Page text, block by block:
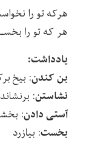
هرکه تو را
هر که تو را
یادداشت:
بن کندن: بیخ
نشاستن:
آستی دادن:
بخست: بیازرد